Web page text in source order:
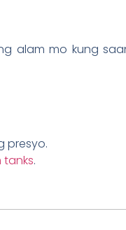
alam mo kung
presyo.
tanks.